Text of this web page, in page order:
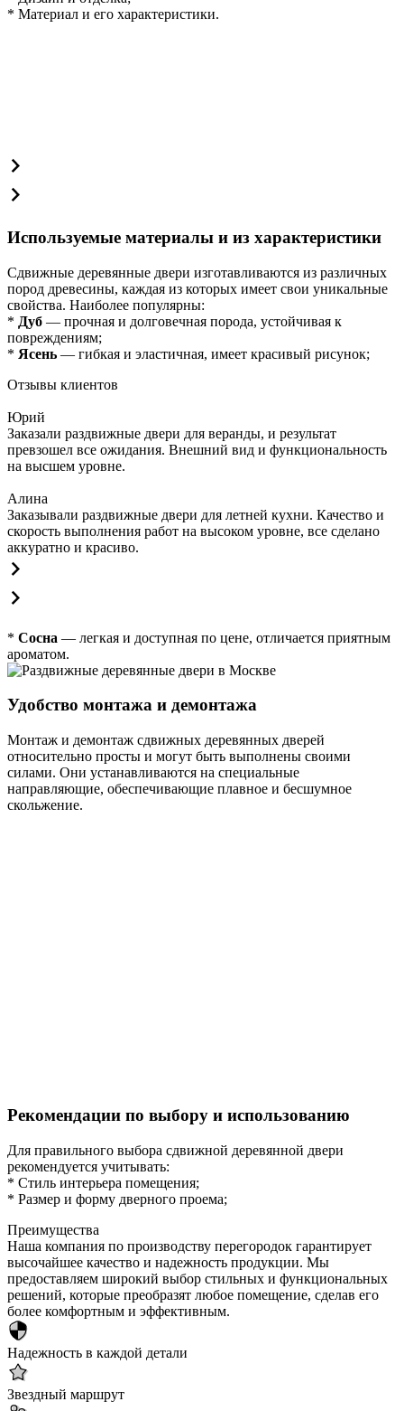
* Материал и его характеристики.
Используемые материалы и из характеристики
Сдвижные деревянные двери изготавливаются из различных
пород древесины, каждая из которых имеет свои уникальные
свойства. Наиболее популярны:
* Дуб — прочная и долговечная порода, устойчивая к
повреждениям;
* Ясень — гибкая и эластичная, имеет красивый рисунок;
Отзывы клиентов
Юрий
Заказали раздвижные двери для веранды, и результат
превзошел все ожидания. Внешний вид и функциональность
на высшем уровне.
Алина
Заказывали раздвижные двери для летней кухни. Качество и
скорость выполнения работ на высоком уровне, все сделано
аккуратно и красиво.
* Сосна — легкая и доступная по цене, отличается приятным
ароматом.
Удобство монтажа и демонтажа
Монтаж и демонтаж сдвижных деревянных дверей
относительно просты и могут быть выполнены своими
силами. Они устанавливаются на специальные
направляющие, обеспечивающие плавное и бесшумное
скольжение.
Рекомендации по выбору и использованию
Для правильного выбора сдвижной деревянной двери
рекомендуется учитывать:
* Стиль интерьера помещения;
* Размер и форму дверного проема;
Преимущества
Наша компания по производству перегородок гарантирует
высочайшее качество и надежность продукции. Мы
предоставляем широкий выбор стильных и функциональных
решений, которые преобразят любое помещение, сделав его
более комфортным и эффективным.
Надежность в каждой детали
Звездный маршрут